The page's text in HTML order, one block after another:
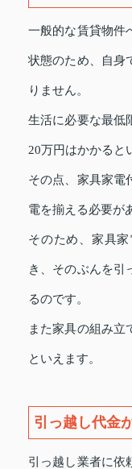
一般的な賃貸物件
状態のため、自身
りません。
生活に必要な最低
20万円はかかると
その点、家具家電
電を揃える必要が
そのため、家具
き、そのぶんを引
るのです。
また家具の組み立
といえます。
引っ越し代金
引っ越し業者に依